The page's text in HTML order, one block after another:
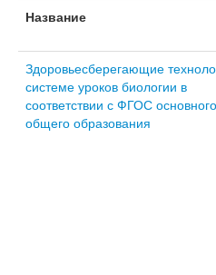
Название
Здоровьесберегающие
системе уроков биологии в
соответствии с ФГОС основного
общего образования